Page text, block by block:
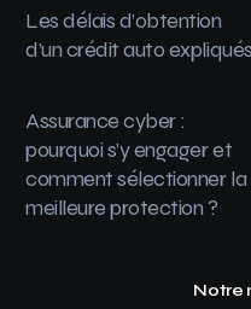
Les délais d’obtention
d’un crédit auto expliqués
Assurance cyber :
pourquoi s’y engager et
comment sélectionner la
meilleure protection ?
Notre